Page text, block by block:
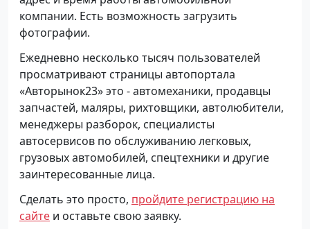
компании. Есть возможность загрузить
фотографии.
Ежедневно несколько тысяч пользователей
просматривают страницы автопортала
«Авторынок23» это - автомеханики, продавцы
запчастей, маляры, рихтовщики, автолюбители,
менеджеры разборок, специалисты
автосервисов по обслуживанию легковых,
грузовых автомобилей, спецтехники и другие
заинтересованные лица.
Сделать это просто, пройдите регистрацию на
сайте и оставьте свою заявку.